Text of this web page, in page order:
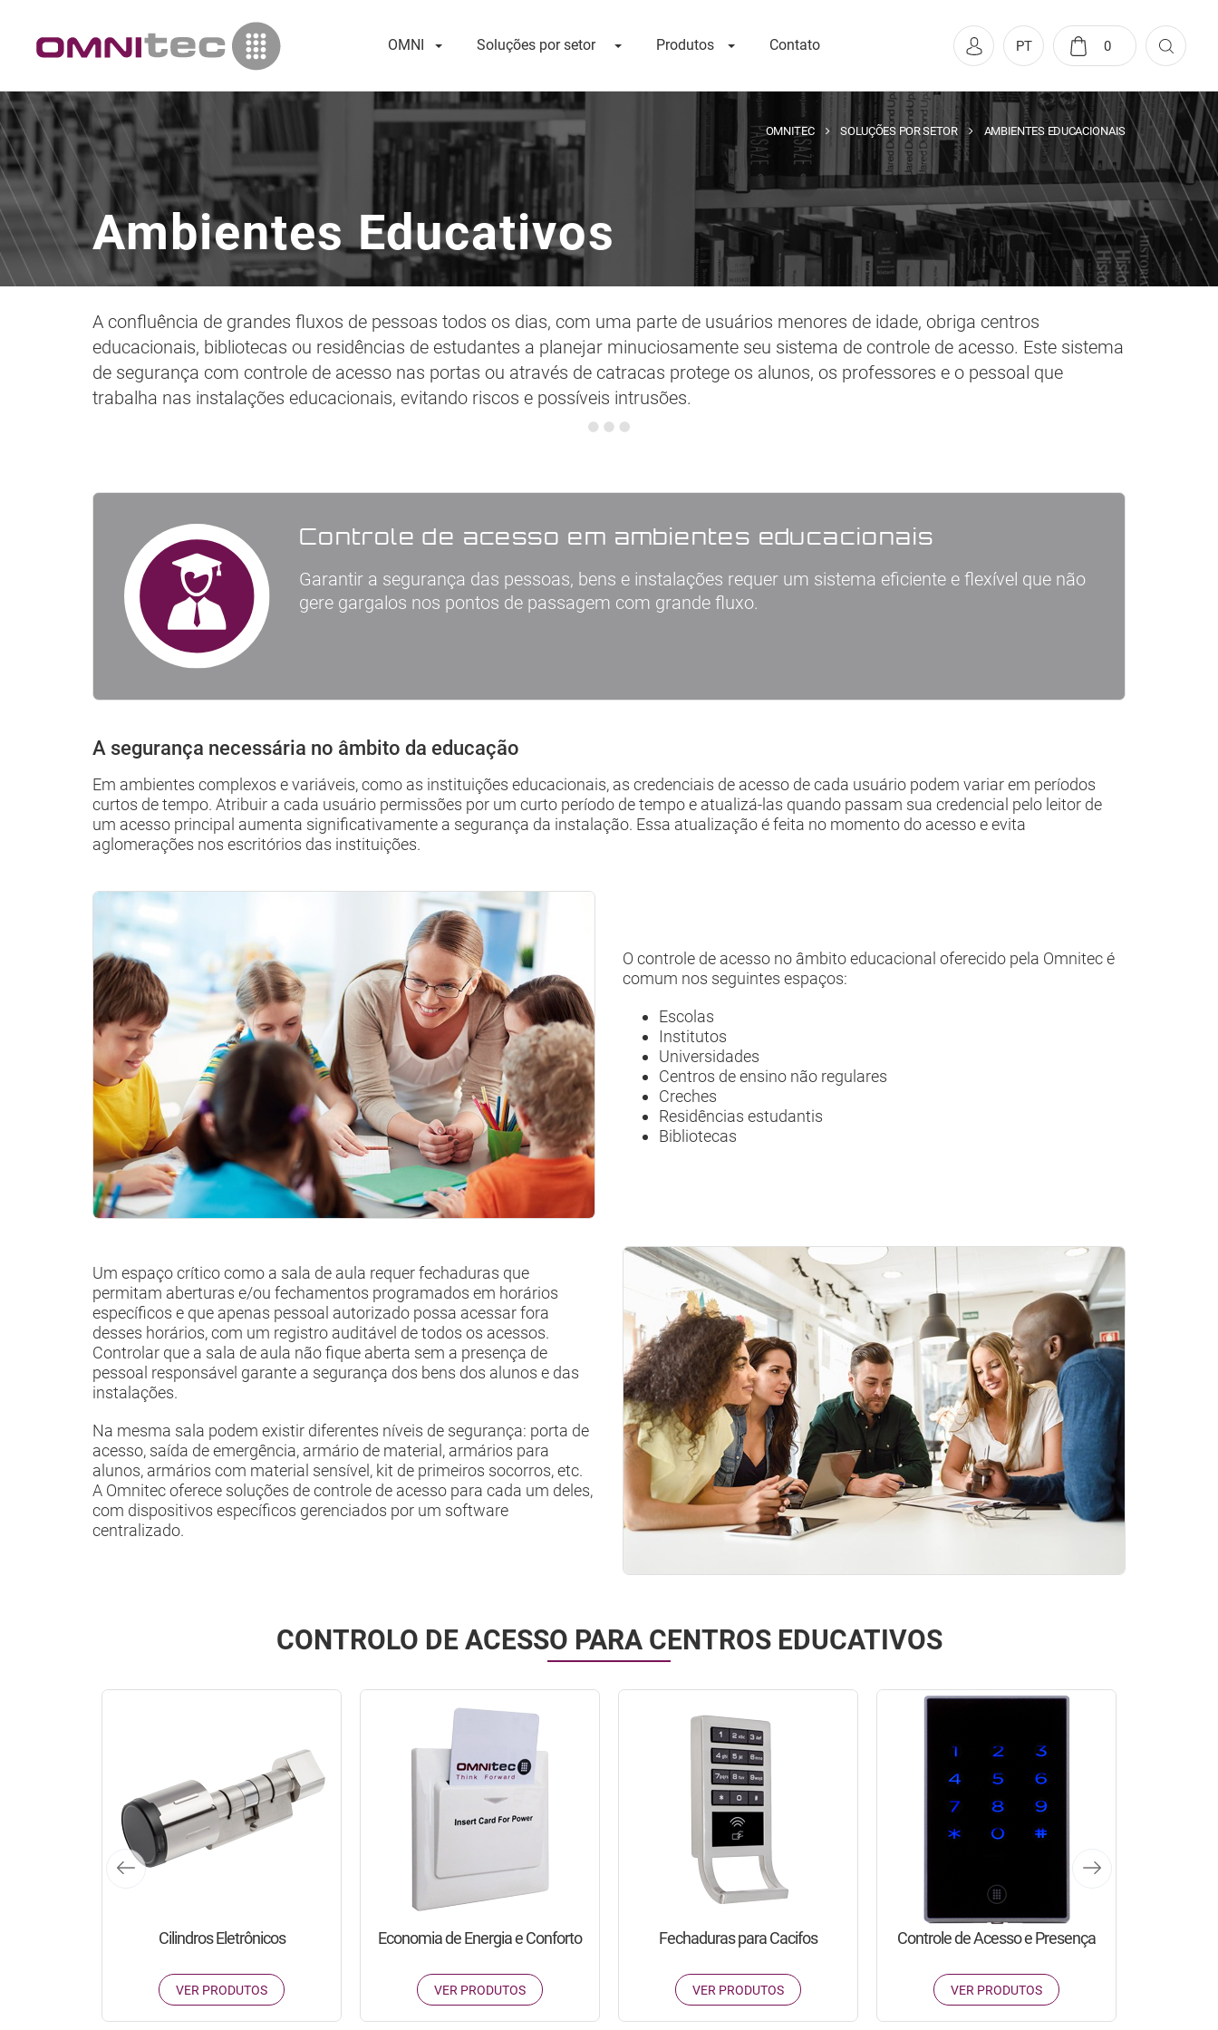
OMNI Soluções por setor Produtos Contato PT 0
Ambientes Educativos
OMNITEC SOLUÇÕES POR SETOR AMBIENTES EDUCACIONAIS
A confluência de grandes fluxos de pessoas todos os dias, com uma parte de usuários menores de idade, obriga centros
educacionais, bibliotecas ou residências de estudantes a planejar minuciosamente seu sistema de controle de acesso. Este sistema
de segurança com controle de acesso nas portas ou através de catracas protege os alunos, os professores e o pessoal que
trabalha nas instalações educacionais, evitando riscos e possíveis intrusões.
Controle de acesso em ambientes educacionais
Garantir a segurança das pessoas, bens e instalações requer um sistema eficiente e flexível que não
gere gargalos nos pontos de passagem com grande fluxo.
A segurança necessária no âmbito da educação
Em ambientes complexos e variáveis, como as instituições educacionais, as credenciais de acesso de cada usuário podem variar em períodos
curtos de tempo. Atribuir a cada usuário permissões por um curto período de tempo e atualizá-las quando passam sua credencial pelo leitor de
um acesso principal aumenta significativamente a segurança da instalação. Essa atualização é feita no momento do acesso e evita
aglomerações nos escritórios das instituições.
O controle de acesso no âmbito educacional oferecido pela Omnitec é
comum nos seguintes espaços:
Escolas
Institutos
Universidades
Centros de ensino não regulares
Creches
Residências estudantis
Bibliotecas
Um espaço crítico como a sala de aula requer fechaduras que
permitam aberturas e/ou fechamentos programados em horários
específicos e que apenas pessoal autorizado possa acessar fora
desses horários, com um registro auditável de todos os acessos.
Controlar que a sala de aula não fique aberta sem a presença de
pessoal responsável garante a segurança dos bens dos alunos e das
instalações.
Na mesma sala podem existir diferentes níveis de segurança: porta de
acesso, saída de emergência, armário de material, armários para
alunos, armários com material sensível, kit de primeiros socorros, etc.
A Omnitec oferece soluções de controle de acesso para cada um deles,
com dispositivos específicos gerenciados por um software
centralizado.
CONTROLO DE ACESSO PARA CENTROS EDUCATIVOS
Cilindros Eletrônicos
VER PRODUTOS
Economia de Energia e Conforto
VER PRODUTOS
Fechaduras para Cacifos
VER PRODUTOS
Controle de Acesso e Presença
VER PRODUTOS